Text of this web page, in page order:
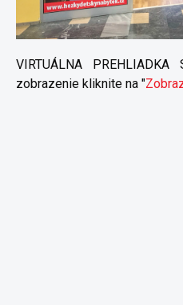
VIRTUÁLNA
zobrazenie kliknite na "